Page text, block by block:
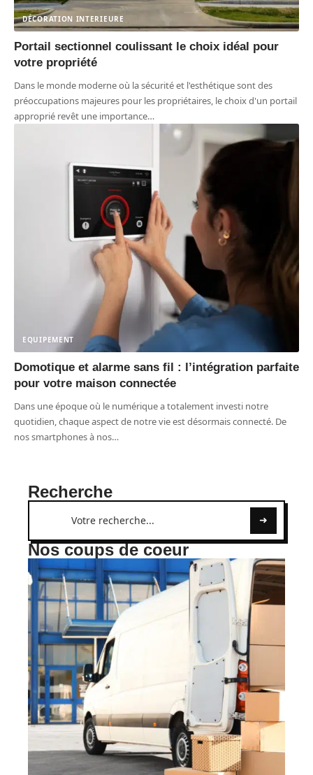
DÉCORATION INTERIEURE
Portail sectionnel coulissant le choix idéal pour
votre propriété
Dans le monde moderne où la sécurité et l'esthétique sont des
préoccupations majeures pour les propriétaires, le choix d'un portail
approprié revêt une importance…
EQUIPEMENT
Domotique et alarme sans fil : l’intégration parfaite
pour votre maison connectée
Dans une époque où le numérique a totalement investi notre
quotidien, chaque aspect de notre vie est désormais connecté. De
nos smartphones à nos…
Recherche
Nos coups de coeur